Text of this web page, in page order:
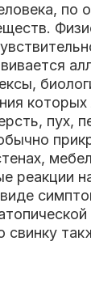
пух,
свинку